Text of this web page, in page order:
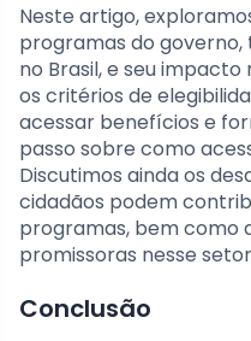
Neste artigo,
programas do
no Brasil, e seu
os critérios de
acessar benefícios e
passo sobre como
Discutimos ainda os
cidadãos podem
programas, bem como
promissoras nesse
Conclusão